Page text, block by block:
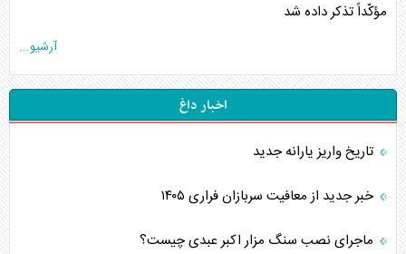
مؤکّداً تذکر داده شد
آرشیو...
اخبار داغ
تاریخ واریز یارانه جدید
خبر جدید از معافیت سربازان فراری ۱۴۰۵
ماجرای نصب سنگ مزار اکبر عبدی چیست؟